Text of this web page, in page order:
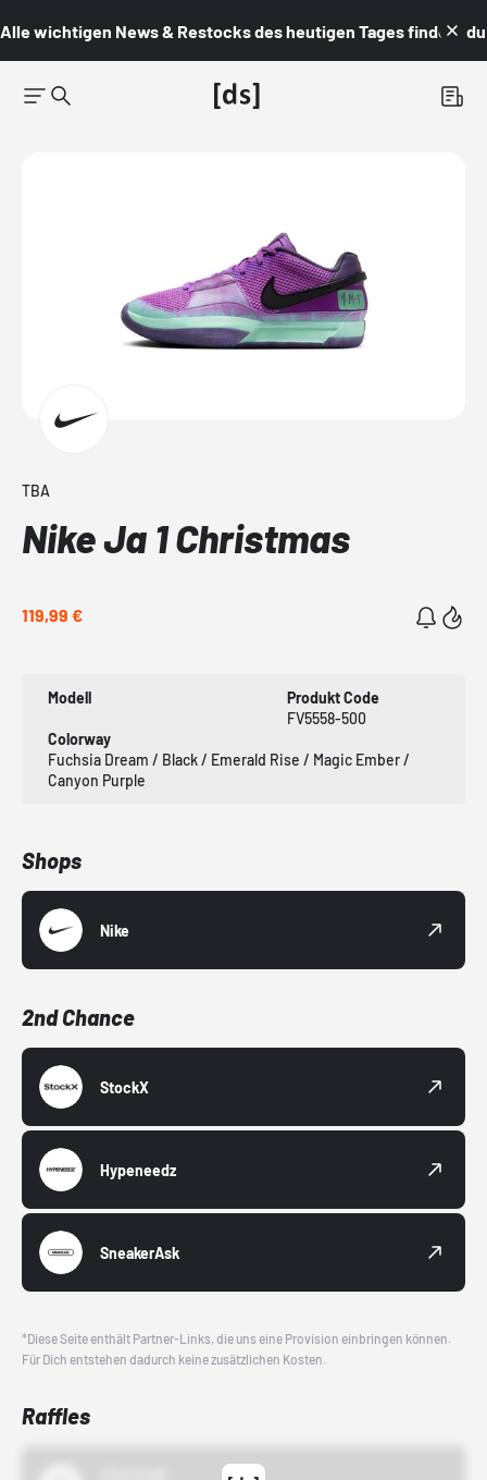
Alle wichtigen News & Restocks des heutigen Tages findest du
TBA
Nike Ja 1 Christmas
119,99 €
Modell
Produkt Code
FV5558-500
Colorway
Fuchsia Dream / Black / Emerald Rise / Magic Ember /
Canyon Purple
Shops
Nike
2nd Chance
StockX
Hypeneedz
SneakerAsk
*Diese Seite enthält Partner-Links, die uns eine Provision einbringen können.
Für Dich entstehen dadurch keine zusätzlichen Kosten.
Raffles